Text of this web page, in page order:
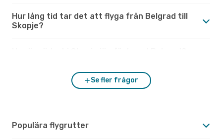
Hur lång tid tar det att flyga från Belgrad till
Skopje?
Se fler frågor
Populära flygrutter